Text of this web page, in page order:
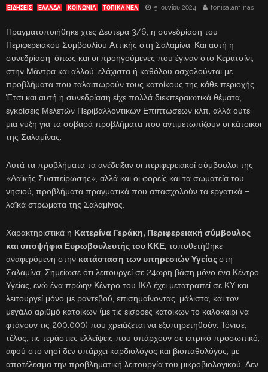
ΕΙΔΗΣΕΙΣ ΕΛΛΑΔΑ ΚΟΙΝΩΝΙΑ ΤΟΠΙΚΑ ΝΕΑ 5 Ιουνίου 2024 fonisalaminas
Πραγματοποιήθηκε χτες Δευτέρα 3/6, η συνεδρίαση του
Περιφερειακού Συμβουλίου Αττικής στη Σαλαμίνα. Και αυτή η
συνεδρίαση, όπως και οι προηγούμενες που έγιναν στο Κερατσίνι,
στην Μάντρα και αλλού, ελάχιστα ή καθόλου ασχολούνται με
προβλήματα που ταλαιπωρούν τους κατοίκους της κάθε περιοχής.
Έτσι και αυτή η συνεδρίαση είχε πολλά διεκπεραιωτικά θέματα,
εγκρίσεις Μελετών Περιβαλλοντικών Επιπτώσεων κλπ, αλλά ούτε
μια νύξη για τα σοβαρά προβλήματα που αντιμετωπίζουν οι κάτοικοι
της Σαλαμίνας.
Αυτά τα προβλήματα τα ανέδειξαν οι περιφερειακοί σύμβουλοι της
«Λαϊκής Συσπείρωσης», αλλά και οι φορείς και τα σωματεία του
νησιού, προβλήματα πραγματικά που απασχολούν τα εργατικά –
λαϊκά στρώματα της Σαλαμίνας.
Χαρακτηριστικά η Κατερίνα Γεράκη, Περιφερειακή σύμβουλος
και υποψήφια Ευρωβουλευτής του ΚΚΕ, τοποθετήθηκε
αναφερόμενη στην κατάσταση των υπηρεσιών Υγείαςστη
Σαλαμίνα. Σημείωσε ότι λειτουργεί σε 24ωρη βάση μόνο ένα Κέντρο
Υγείας, ενώ ένα πρώην Κέντρο του ΙΚΑ έχει μετατραπεί σε ΚΥ και
λειτουργεί μόνο με ραντεβού, επισημαίνοντας, μάλιστα, και τον
μεγάλο αριθμό κατοίκων (με τις εισροές κατοίκων το καλοκαίρι να
φτάνουν τις 200.000) που χρειάζεται να εξυπηρετηθούν. Τόνισε,
τέλος, τις τεράστιες ελλείψεις που υπάρχουν σε ιατρικό προσωπικό,
αφού στο νησί δεν υπάρχει καρδιολόγος και βιοπαθολόγος, με
αποτέλεσμα την προβληματική λειτουργία του μικροβιολογικού. Δεν